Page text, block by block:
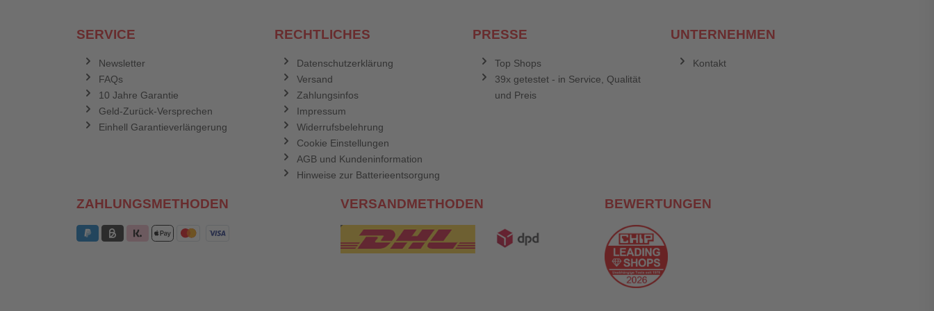
SERVICE
Newsletter
FAQs
10 Jahre Garantie
Geld-Zurück-Versprechen
Einhell Garantieverlängerung
RECHTLICHES
Datenschutzerklärung
Versand
Zahlungsinfos
Impressum
Widerrufsbelehrung
Cookie Einstellungen
AGB und Kundeninformation
Hinweise zur Batterieentsorgung
PRESSE
Top Shops
39x getestet - in Service, Qualität
und Preis
UNTERNEHMEN
Kontakt
ZAHLUNGSMETHODEN VERSANDMETHODEN BEWERTUNGEN